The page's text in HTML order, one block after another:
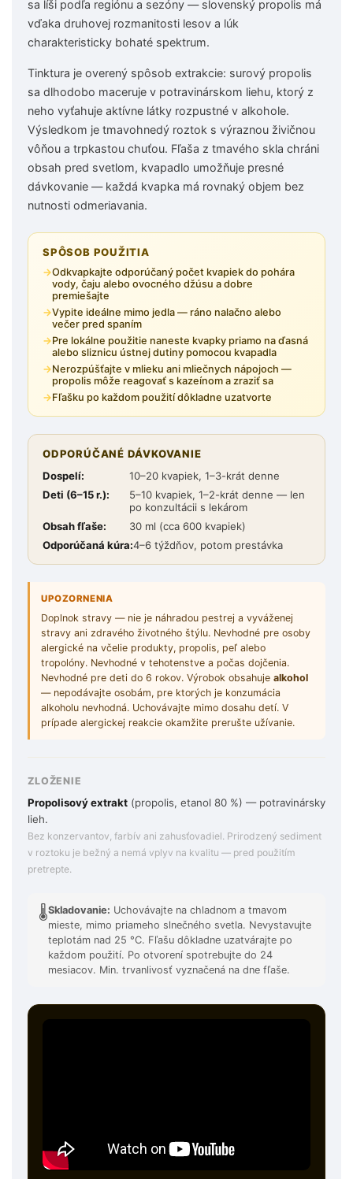
sa líši podľa regiónu a sezóny — slovenský propolis má
vďaka druhovej rozmanitosti lesov a lúk
charakteristicky bohaté spektrum.
Tinktura je overený spôsob extrakcie: surový propolis
sa dlhodobo maceruje v potravinárskom liehu, ktorý z
neho vyťahuje aktívne látky rozpustné v alkohole.
Výsledkom je tmavohnedý roztok s výraznou živičnou
vôňou a trpkastou chuťou. Fľaša z tmavého skla chráni
obsah pred svetlom, kvapadlo umožňuje presné
dávkovanie — každá kvapka má rovnaký objem bez
nutnosti odmeriavania.
SPÔSOB POUŽITIA
Odkvapkajte odporúčaný počet kvapiek do pohára
vody, čaju alebo ovocného džúsu a dobre
premiešajte
Vypite ideálne mimo jedla — ráno nalačno alebo
večer pred spaním
Pre lokálne použitie naneste kvapky priamo na ďasná
alebo sliznicu ústnej dutiny pomocou kvapadla
Nerozpúšťajte v mlieku ani mliečnych nápojoch —
propolis môže reagovať s kazeínom a zraziť sa
Fľašku po každom použití dôkladne uzatvorte
ODPORÚČANÉ DÁVKOVANIE
Dospelí:
10–20 kvapiek, 1–3-krát denne
Deti (6–15 r.):
5–10 kvapiek, 1–2-krát denne — len
po konzultácii s lekárom
Obsah fľaše:
30 ml (cca 600 kvapiek)
Odporúčaná kúra:4–6 týždňov, potom prestávka
UPOZORNENIA
Doplnok stravy — nie je náhradou pestrej a vyváženej
stravy ani zdravého životného štýlu. Nevhodné pre osoby
alergické na včelie produkty, propolis, peľ alebo
tropolóny. Nevhodné v tehotenstve a počas dojčenia.
Nevhodné pre deti do 6 rokov. Výrobok obsahuje alkohol
— nepodávajte osobám, pre ktorých je konzumácia
alkoholu nevhodná. Uchovávajte mimo dosahu detí. V
prípade alergickej reakcie okamžite prerušte užívanie.
ZLOŽENIE
Propolisový extrakt (propolis, etanol 80 %) — potravinársky
lieh.
Bez konzervantov, farbív ani zahusťovadiel. Prirodzený sediment
v roztoku je bežný a nemá vplyv na kvalitu — pred použitím
pretrepte.
🌡️Skladovanie: Uchovávajte na chladnom a tmavom
mieste, mimo priameho slnečného svetla. Nevystavujte
teplotám nad 25 °C. Fľašu dôkladne uzatvárajte po
každom použití. Po otvorení spotrebujte do 24
mesiacov. Min. trvanlivosť vyznačená na dne fľaše.